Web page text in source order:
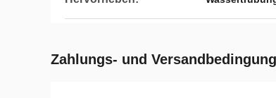
Zahlungs- und